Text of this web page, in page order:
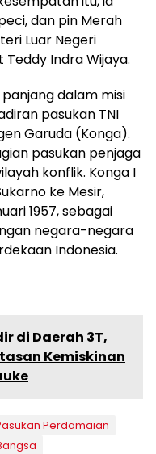
dan pin Merah
Luar Negeri
Indra Wijaya.
dalam misi
pasukan TNI
Garuda (Konga).
pasukan penjaga
konflik. Konga I
ke Mesir,
1957, sebagai
negara-negara
Indonesia.
di Daerah 3T,
Kemiskinan
Perdamaian